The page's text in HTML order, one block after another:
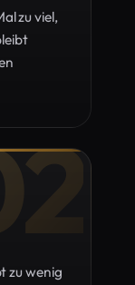
zu viel,
zu wenig